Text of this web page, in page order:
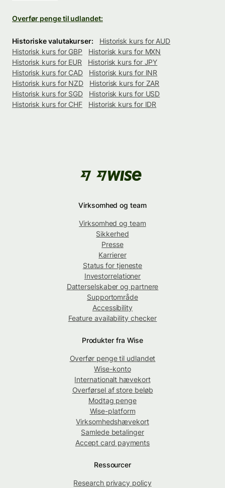
Overfør penge til udlandet:
Historiske valutakurser:
Historisk kurs for AUD
Historisk kurs for GBP
Historisk kurs for MXN
Historisk kurs for EUR
Historisk kurs for JPY
Historisk kurs for CAD
Historisk kurs for INR
Historisk kurs for NZD
Historisk kurs for ZAR
Historisk kurs for SGD
Historisk kurs for USD
Historisk kurs for CHF
Historisk kurs for IDR
Virksomhed og team
Virksomhed og team
Sikkerhed
Presse
Karrierer
Status for tjeneste
Investorrelationer
Datterselskaber og partnere
Supportområde
Accessibility
Feature availability checker
Produkter fra Wise
Overfør penge til udlandet
Wise-konto
Internationalt hævekort
Overførsel af store beløb
Modtag penge
Wise-platform
Virksomhedshævekort
Samlede betalinger
Accept card payments
Ressourcer
Research privacy policy